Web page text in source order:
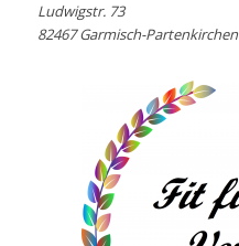
Ludwigstr. 73
82467 Garmisch-Partenkirchen